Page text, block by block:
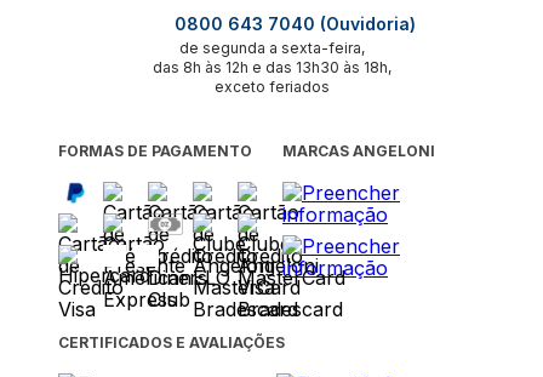
0800 643 7040 (Ouvidoria)
de segunda a sexta-feira,
das 8h às 12h e das 13h30 às 18h,
exceto feriados
FORMAS DE PAGAMENTO MARCAS ANGELONI
CERTIFICADOS E AVALIAÇÕES